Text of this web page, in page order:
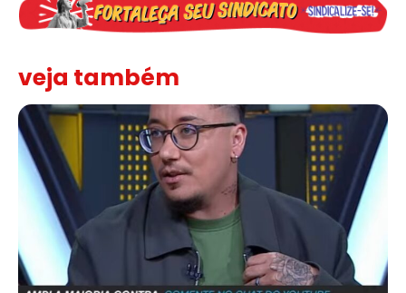
veja também
Solidariedade ao jornalista Caê Vasconcelos e repúdio aos